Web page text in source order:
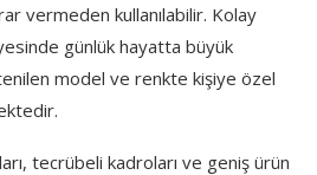
vermeden kullanılabilir. Kolay
günlük hayatta büyük
model ve renkte kişiye özel
tecrübeli kadroları ve geniş ürün